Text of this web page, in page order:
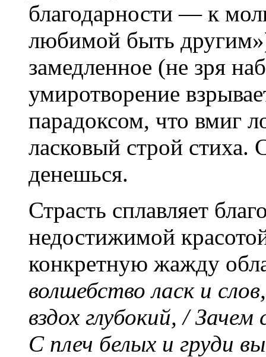
благодарности — к
любимой быть
замедленное (не зря
умиротворение
парадоксом, что вмиг
ласковый строй стиха.
денешься.
Страсть сплавляет
недостижимой
конкретную жажду
волшебство ласк и
вздох глубокий, /
С плеч белых и груди